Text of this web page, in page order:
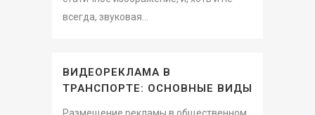
всегда, звуковая...
ВИДЕОРЕКЛАМА В
ТРАНСПОРТЕ: ОСНОВНЫЕ ВИДЫ